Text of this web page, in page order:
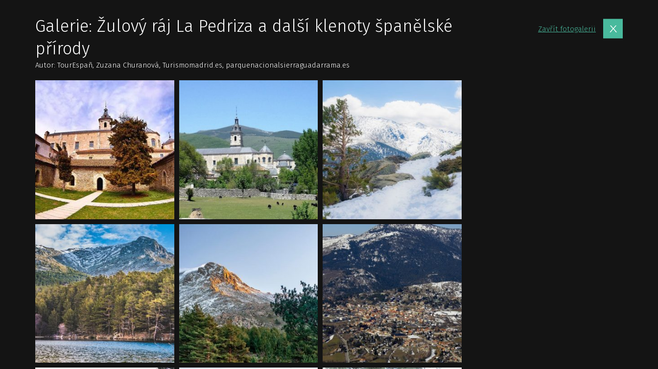
Galerie: Žulový ráj La Pedriza a další klenoty španělské
přírody
Autor: TourEspañ, Zuzana Churanová, Turismomadrid.es, parquenacionalsierraguadarrama.es
Zavřít fotogalerii